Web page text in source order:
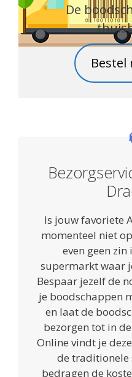
De
Bestel
Is jouw favoriete
momenteel niet
even geen zin
supermarkt waar
Bespaar jezelf de
je boodschappen
en laat de
bezorgen tot in
Online vindt je
de traditionele
bedragen de